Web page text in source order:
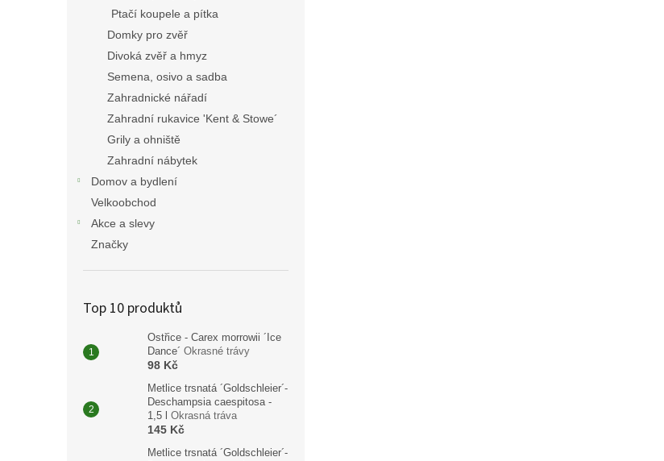
Ptačí koupele a pítka
Domky pro zvěř
Divoká zvěř a hmyz
Semena, osivo a sadba
Zahradnické nářadí
Zahradní rukavice 'Kent & Stowe´
Grily a ohniště
Zahradní nábytek
Domov a bydlení
Velkoobchod
Akce a slevy
Značky
Top 10 produktů
Ostřice - Carex morrowii ´Ice
Dance´ Okrasné trávy
98 Kč
Metlice trsnatá ´Goldschleier´-
Deschampsia caespitosa -
1,5 l Okrasná tráva
145 Kč
Metlice trsnatá ´Goldschleier´-